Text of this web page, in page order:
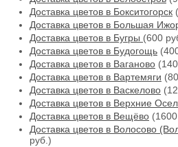
Доставка цветов в Бокситогорск
Доставка цветов в Большая
Доставка цветов в Бугры (600
Доставка цветов в Будогощь
Доставка цветов в Ваганово
Доставка цветов в Вартемяги
Доставка цветов в Васкелово
Доставка цветов в Верхние
Доставка цветов в Вещёво
Доставка цветов в Волосово
руб.)